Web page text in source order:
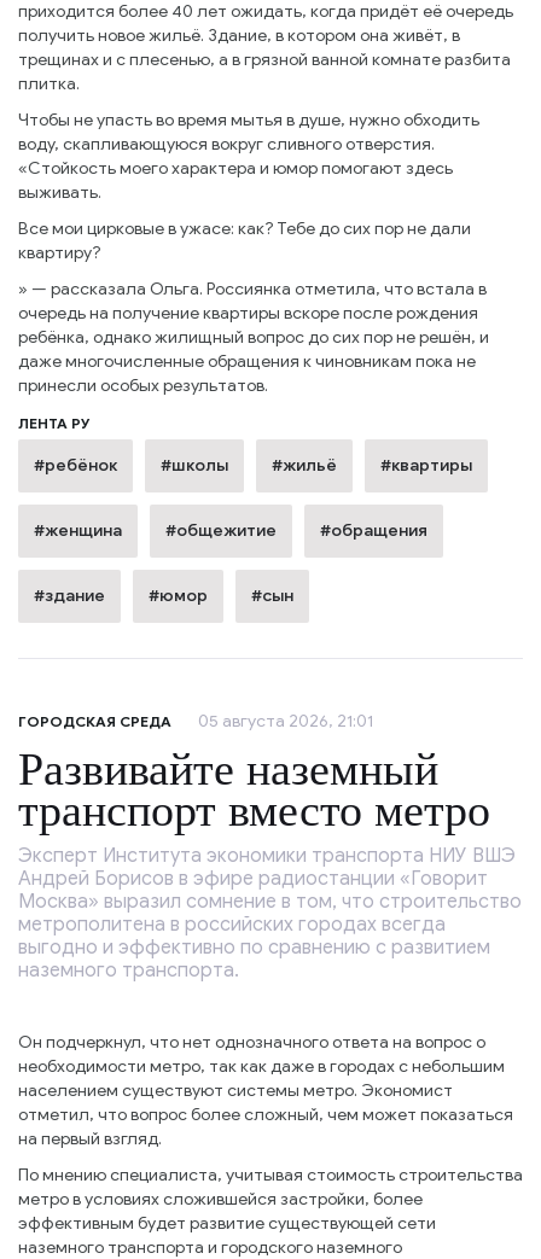
приходится более 40 лет ожидать, когда придёт её очередь
получить новое жильё. Здание, в котором она живёт, в
трещинах и с плесенью, а в грязной ванной комнате разбита
плитка.
Чтобы не упасть во время мытья в душе, нужно обходить
воду, скапливающуюся вокруг сливного отверстия.
«Стойкость моего характера и юмор помогают здесь
выживать.
Все мои цирковые в ужасе: как? Тебе до сих пор не дали
квартиру?
» — рассказала Ольга. Россиянка отметила, что встала в
очередь на получение квартиры вскоре после рождения
ребёнка, однако жилищный вопрос до сих пор не решён, и
даже многочисленные обращения к чиновникам пока не
принесли особых результатов.
ЛЕНТА РУ
#ребёнок #школы #жильё #квартиры
#женщина #общежитие #обращения
#здание #юмор #сын
ГОРОДСКАЯ СРЕДА 05 августа 2026, 21:01
Развивайте наземный
транспорт вместо метро
Эксперт Института экономики транспорта НИУ ВШЭ
Андрей Борисов в эфире радиостанции «Говорит
Москва» выразил сомнение в том, что строительство
метрополитена в российских городах всегда
выгодно и эффективно по сравнению с развитием
наземного транспорта.
Он подчеркнул, что нет однозначного ответа на вопрос о
необходимости метро, так как даже в городах с небольшим
населением существуют системы метро. Экономист
отметил, что вопрос более сложный, чем может показаться
на первый взгляд.
По мнению специалиста, учитывая стоимость строительства
метро в условиях сложившейся застройки, более
эффективным будет развитие существующей сети
наземного транспорта и городского наземного